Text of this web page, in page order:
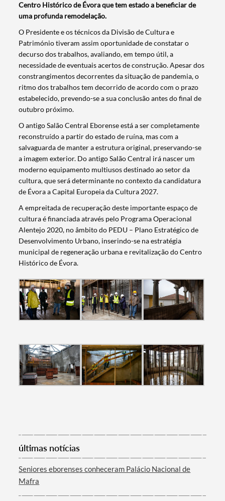
Termo de Pesquisa
Centro Histórico de Évora que tem estado a beneficiar de
uma profunda remodelação.
O Presidente e os técnicos da Divisão de Cultura e
Património tiveram assim oportunidade de constatar o
decurso dos trabalhos, avaliando, em tempo útil, a
necessidade de eventuais acertos de construção. Apesar dos
constrangimentos decorrentes da situação de pandemia, o
ritmo dos trabalhos tem decorrido de acordo com o prazo
estabelecido, prevendo-se a sua conclusão antes do final de
outubro próximo.
O antigo Salão Central Eborense está a ser completamente
reconstruído a partir do estado de ruína, mas com a
salvaguarda de manter a estrutura original, preservando-se
a imagem exterior. Do antigo Salão Central irá nascer um
moderno equipamento multiusos destinado ao setor da
cultura, que será determinante no contexto da candidatura
de Évora a Capital Europeia da Cultura 2027.
A empreitada de recuperação deste importante espaço de
cultura é financiada através pelo Programa Operacional
Alentejo 2020, no âmbito do PEDU – Plano Estratégico de
Desenvolvimento Urbano, inserindo-se na estratégia
municipal de regeneração urbana e revitalização do Centro
Histórico de Évora.
últimas notícias
Seniores eborenses conheceram Palácio Nacional de
Mafra